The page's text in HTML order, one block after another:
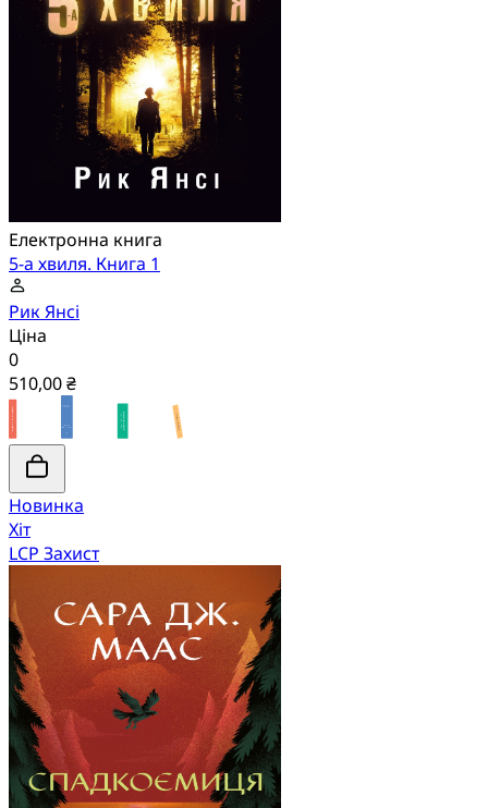
Електронна книга
5-а хвиля. Книга 1
Рик Янсі
Ціна
0
510,00 ₴
Новинка
Хіт
LCP Захист